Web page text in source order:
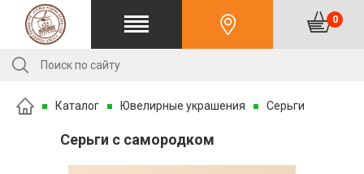
0
Каталог Ювелирные украшения Серьги
Серьги с самородком